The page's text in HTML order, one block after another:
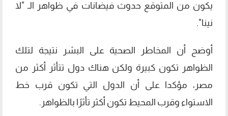
يكون من المتوقع حدوث فيضانات في ظواهر الـ "لا
نينا".
أوضح أن المخاطر الصحية على البشر نتيجة لتلك
الظواهر تكون كبيرة ولكن هناك دول تتأثر أكثر من
مصر، مؤكدا على أن الدول التي تكون قرب خط
الاستواء وقرب المحيط تكون أكثر تأثرًا بالظواهر.